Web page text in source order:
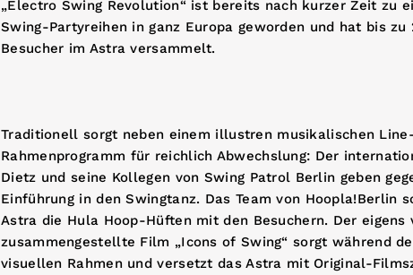
„Electro Swing Revolution“ ist bereits nach kurzer Zeit zu
Swing-Partyreihen in ganz Europa geworden und hat bis
Besucher im Astra versammelt.
Traditionell sorgt neben einem illustren musikalischen
Rahmenprogramm für reichlich Abwechslung: Der
Dietz und seine Kollegen von Swing Patrol Berlin geben
Einführung in den Swingtanz. Das Team von Hoopla!Berlin
Astra die Hula Hoop-Hüften mit den Besuchern. Der eigens
zusammengestellte Film „Icons of Swing“ sorgt während
visuellen Rahmen und versetzt das Astra mit Original-